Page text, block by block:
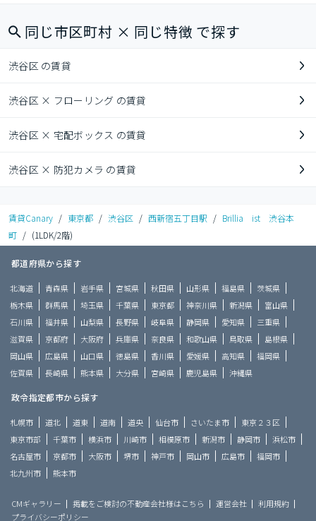
同じ市区町村 × 同じ特徴 で探す
渋谷区 の賃貸
渋谷区 × フローリング の賃貸
渋谷区 × 宅配ボックス の賃貸
渋谷区 × 防犯カメラ の賃貸
賃貸Canary / 東京都 / 渋谷区 / 西新宿五丁目駅 / Brillia ist 渋谷本
町 / (1LDK/2階)
都道府県から探す
北海道 青森県 岩手県 宮城県 秋田県 山形県 福島県
茨城県
栃木県
群馬県 埼玉県 千葉県 東京都 神奈川県 新潟県
富山県
石川県
福井県 山梨県 長野県 岐阜県 静岡県 愛知県
三重県
滋賀県
京都府 大阪府 兵庫県 奈良県 和歌山県 鳥取県
島根県
岡山県
広島県 山口県 徳島県 香川県 愛媛県 高知県
福岡県
佐賀県
長崎県 熊本県 大分県 宮崎県 鹿児島県 沖縄県
政令指定都市から探す
札幌市 道北 道東 道南 道央 仙台市 さいたま市
東京２３区
東京市部
千葉市 横浜市 川崎市 相模原市 新潟市 静岡市
浜松市
名古屋市
京都市 大阪市 堺市 神戸市 岡山市 広島市
福岡市
北九州市
熊本市
CMギャラリー 掲載をご検討の不動産会社様はこちら 運営会社
利用規約
プライバシーポリシー